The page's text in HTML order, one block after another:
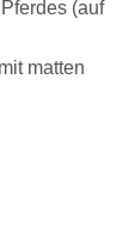
(auf
matten